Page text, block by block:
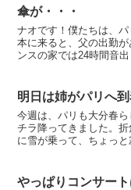
傘が・・・
ナオです！僕たちは、
本に来ると、父の出勤
ンスの家では24時間音
明日は姉がパリへ到
今週は、パリも大分春
チラ降ってきました。
に雪が乗って、ちょっ
やっぱりコンサート